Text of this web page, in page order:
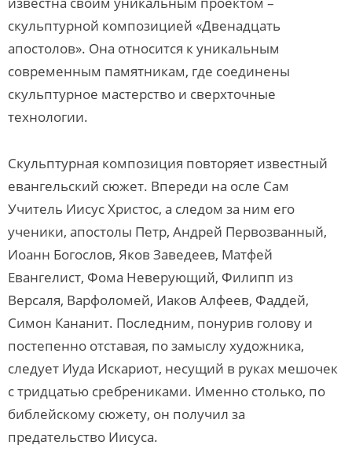
скульптурной композицией «Двенадцать
апостолов». Она относится к уникальным
современным памятникам, где соединены
скульптурное мастерство и сверхточные
технологии.
Скульптурная композиция повторяет известный
евангельский сюжет. Впереди на осле Сам
Учитель Иисус Христос, а следом за ним его
ученики, апостолы Петр, Андрей Первозванный,
Иоанн Богослов, Яков Заведеев, Матфей
Евангелист, Фома Неверующий, Филипп из
Версаля, Варфоломей, Иаков Алфеев, Фаддей,
Симон Кананит. Последним, понурив голову и
постепенно отставая, по замыслу художника,
следует Иуда Искариот, несущий в руках мешочек
с тридцатью сребрениками. Именно столько, по
библейскому сюжету, он получил за
предательство Иисуса.